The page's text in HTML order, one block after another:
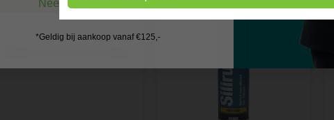
Nee, ik wil geen cadeau
*Geldig bij aankoop vanaf €125,-